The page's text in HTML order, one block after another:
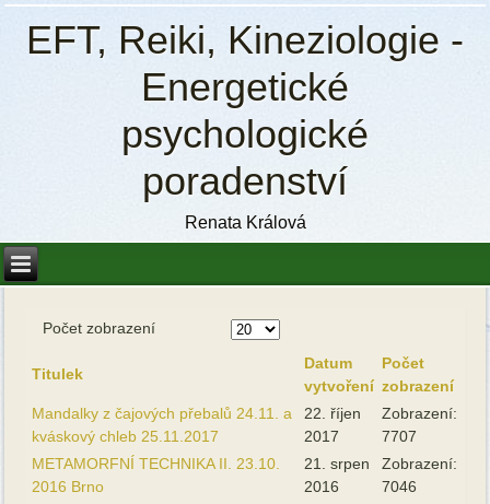
EFT, Reiki, Kineziologie -
Energetické
psychologické
poradenství
Renata Králová
Počet zobrazení
Titulek
Datum
vytvoření
Počet
zobrazení
Mandalky z čajových přebalů 24.11. a
kváskový chleb 25.11.2017
22. říjen
2017
Zobrazení:
7707
METAMORFNÍ TECHNIKA II. 23.10.
2016 Brno
21. srpen
2016
Zobrazení:
7046